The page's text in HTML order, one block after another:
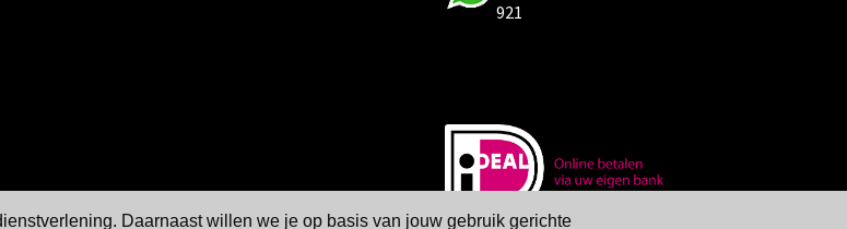
Daarnaast willen we je op basis van jouw gebruik gerichte
921